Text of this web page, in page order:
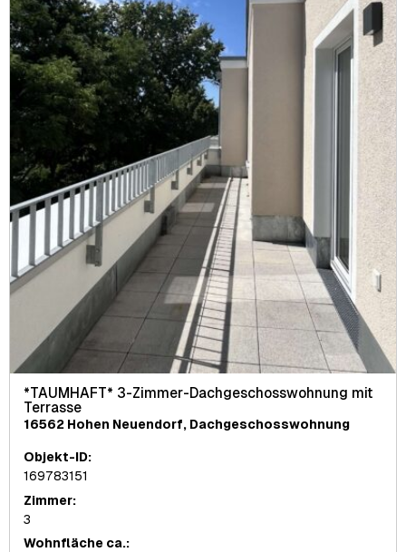
*TAUMHAFT* 3-Zimmer-Dachgeschosswohnung mit
Terrasse
16562 Hohen Neuendorf, Dachgeschosswohnung
Objekt-ID:
169783151
Zimmer:
3
Wohnfläche ca.: